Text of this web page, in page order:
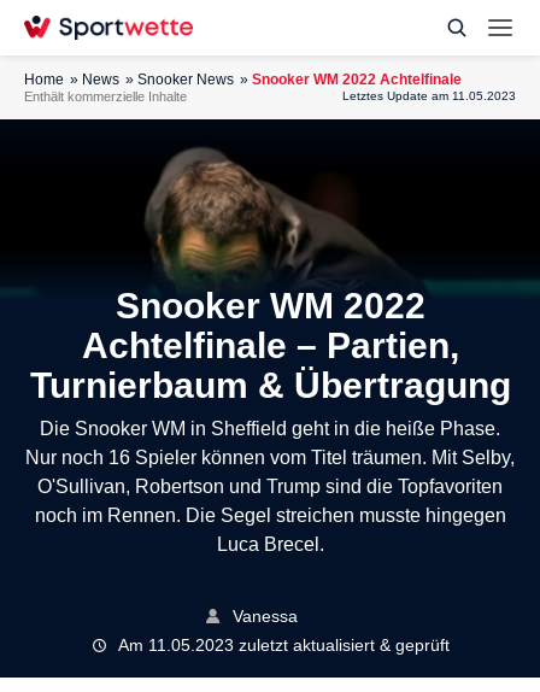
Home News Snooker News Snooker WM 2022 Achtelfinale
Enthält kommerzielle Inhalte Letztes Update am 11.05.2023
Snooker WM 2022
Achtelfinale – Partien,
Turnierbaum & Übertragung
Die Snooker WM in Sheffield geht in die heiße Phase.
Nur noch 16 Spieler können vom Titel träumen. Mit Selby,
O'Sullivan, Robertson und Trump sind die Topfavoriten
noch im Rennen. Die Segel streichen musste hingegen
Luca Brecel.
Vanessa
Am 11.05.2023 zuletzt aktualisiert & geprüft